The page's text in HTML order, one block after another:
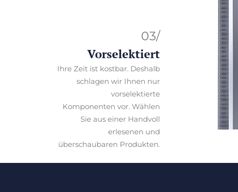
03/
Vorselektiert
Ihre Zeit ist kostbar. Deshalb
schlagen wir Ihnen nur
vorselektierte
Komponenten vor. Wählen
Sie aus einer Handvoll
erlesenen und
überschaubaren Produkten.